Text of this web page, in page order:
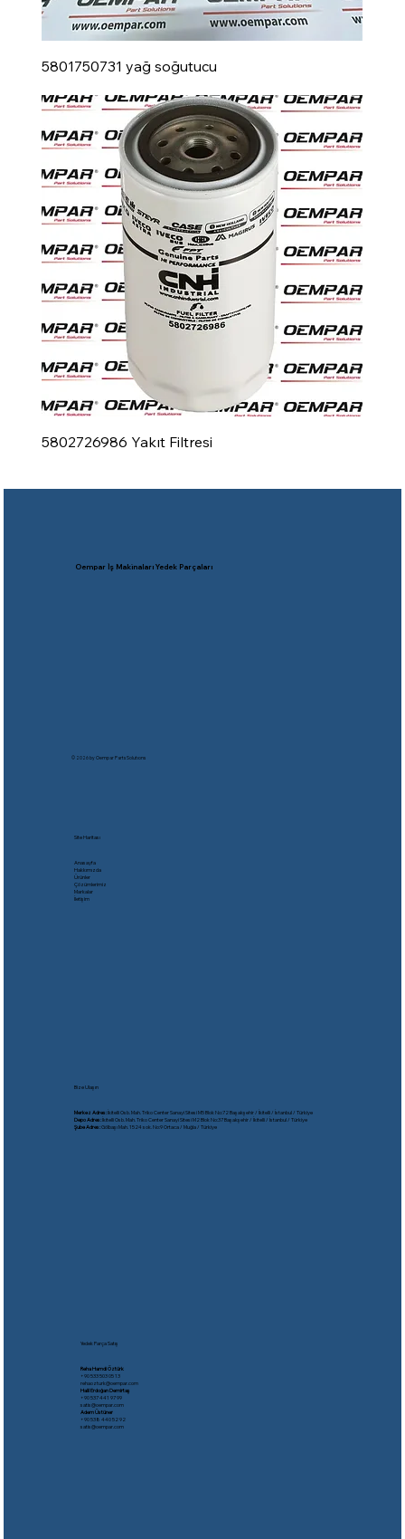
5801750731 yağ soğutucu
5802726986 Yakıt Filtresi
Oempar İş Makinaları Yedek Parçaları
© 2026 by Oempar Parts Solutıons
Site Haritası
Anasayfa
Hakkımızda
Ürünler
Çözümlerimiz
Markalar
İletişim
Bize Ulaşın
Merkez Adres:İkitelli Osb. Mah. Triko Center Sanayi Sitesi M5 Blok No:72 Başakşehir / İkitelli / İstanbul / Türkiye
Depo Adres:İkitelli Osb. Mah. Triko Center Sanayi Sitesi M2 Blok No:37 Başakşehir / İkitelli / İstanbul / Türkiye
Şube Adres:Gölbaşı Mah. 1524 sok. No:9 Ortaca / Muğla / Türkiye
Yedek Parça Satış
Reha Hamdi Öztürk
​+90 533 503 05 13
rehaozturk@oempar.com
Halil Erdoğan Demirtaş
+90 537 441 97 99
satis@oempar.com
Adem Üstüner
+90 538 440 52 92
satis@oempar.com